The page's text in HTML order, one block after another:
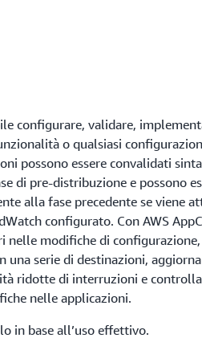
configurare, validare,
o qualsiasi
possono essere convalidati
di pre-distribuzione e possono
alla fase precedente se viene
configurato. Con AWS
nelle modifiche di
una serie di destinazioni,
ridotte di interruzioni e
nelle applicazioni.
in base all’uso effettivo.